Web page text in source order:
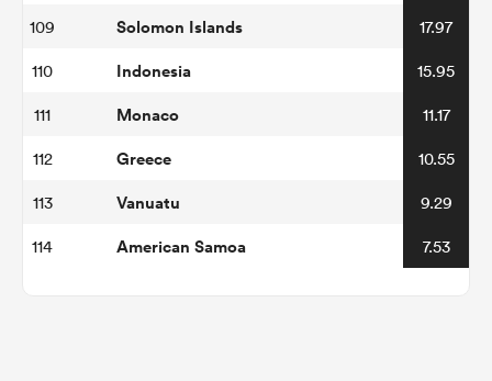
109 Solomon Islands 17.97
110 Indonesia 15.95
111 Monaco 11.17
112 Greece 10.55
113 Vanuatu 9.29
114 American Samoa 7.53